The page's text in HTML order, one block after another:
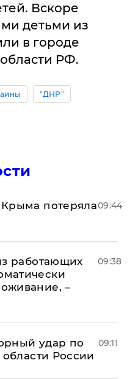
Вскоре
детьми из
в городе
РФ.
"ДНР"
потеряла09:44
работающих
–
09:38
удар по
России
09:11